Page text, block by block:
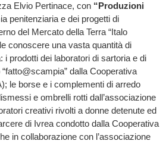
Elvio Pertinace, con “Produzioni
penitenziaria e dei progetti di
del Mercato della Terra “Italo
conoscere una vasta quantità di
prodotti dei laboratori di sartoria e di
dalla Cooperativa
le borse e i complementi di arredo
e ombrelli rotti dall’associazione
creativi rivolti a donne detenute ed
di Ivrea condotto dalla Cooperativa
in collaborazione con l’associazione